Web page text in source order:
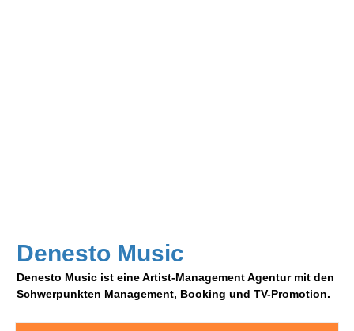
Denesto Music
Denesto Music ist eine Artist-Management Agentur mit den
Schwerpunkten Management, Booking und TV-Promotion.